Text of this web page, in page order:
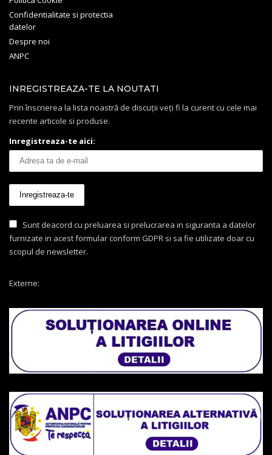
Confidentialitate si protectia
datelor
Despre noi
ANPC
INREGISTREAZA-TE LA NOUTATI
Prin înscrierea la lista noastră de discuții veți fi la curent cu cele mai
recente articole si produse.
Inregistreaza-te aici:
Sunt deacord cu preluarea si prelucrarea in siguranta a datelor
furnizate in acest formular conform GDPR si sa fie utilizate doar cu
scopul de newsletter.
Externe: